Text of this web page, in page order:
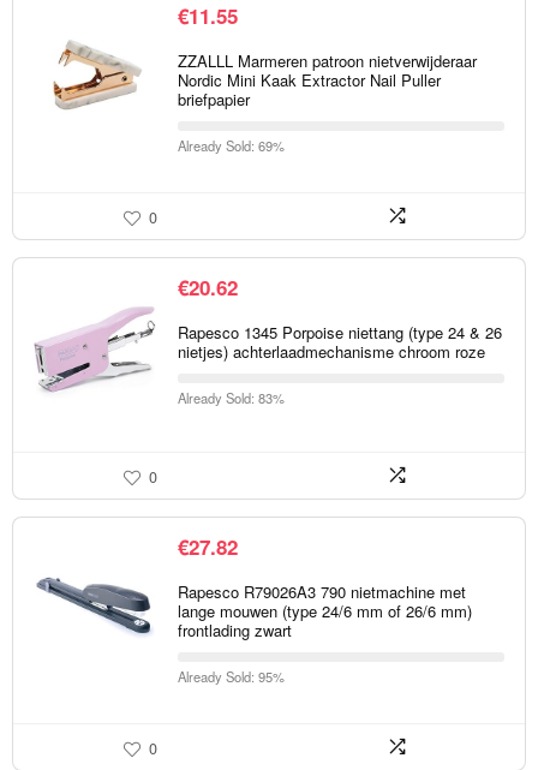
€11.55
ZZALLL Marmeren patroon nietverwijderaar
Nordic Mini Kaak Extractor Nail Puller
briefpapier
Already Sold: 69%
0
€20.62
Rapesco 1345 Porpoise niettang (type 24 & 26
nietjes) achterlaadmechanisme chroom roze
Already Sold: 83%
0
€27.82
Rapesco R79026A3 790 nietmachine met
lange mouwen (type 24/6 mm of 26/6 mm)
frontlading zwart
Already Sold: 95%
0